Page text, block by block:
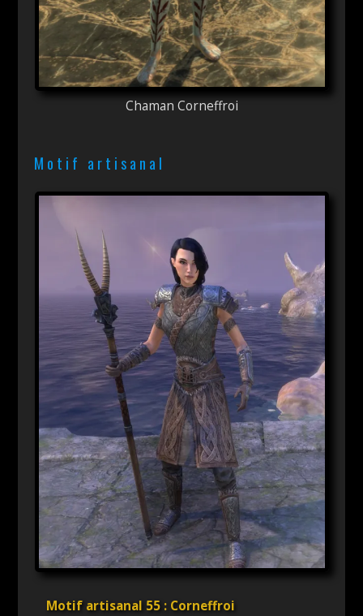
Chaman Corneffroi
Motif artisanal
Motif artisanal 55 : Corneffroi